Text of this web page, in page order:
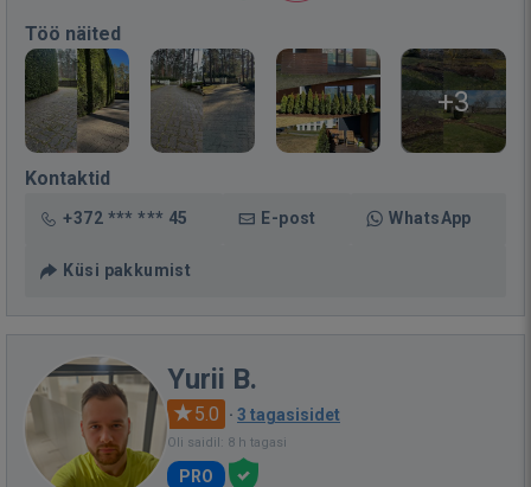
Töö näited
+3
Kontaktid
+372 *** *** 45 E-post WhatsApp
Küsi pakkumist
Yurii B.
5.0 · 3 tagasisidet
Oli saidil: 8 h tagasi
PRO